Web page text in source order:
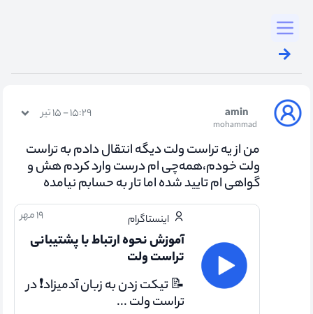
amin
mohammad
۱۵:۲۹ - ۱۵ تیر
من از یه تراست ولت دیگه انتقال دادم به تراست
ولت خودم،همه‌چی ام درست وارد کردم هش و
گواهی ام تایید شده اما تار به حسابم نیامده
اینستاگرام ۱۹ مهر
آموزش نحوه ارتباط با پشتیبانی
تراست ولت
📝 تیکت زدن به زبان آدمیزاد❗ در
تراست ولت ...